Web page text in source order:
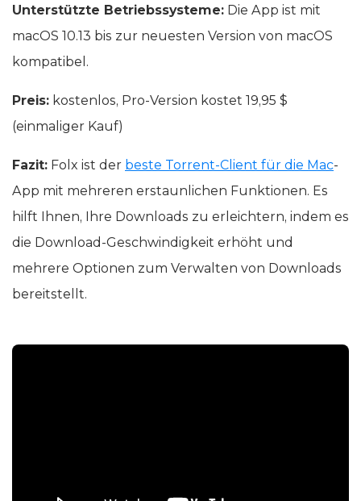
Unterstützte Betriebssysteme: Die App ist mit
macOS 10.13 bis zur neuesten Version von macOS
kompatibel.
Preis: kostenlos, Pro-Version kostet 19,95 $
(einmaliger Kauf)
Fazit: Folx ist der beste Torrent-Client für die Mac-
App mit mehreren erstaunlichen Funktionen. Es
hilft Ihnen, Ihre Downloads zu erleichtern, indem es
die Download-Geschwindigkeit erhöht und
mehrere Optionen zum Verwalten von Downloads
bereitstellt.